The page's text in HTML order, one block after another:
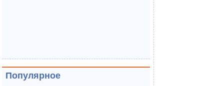
Популярное